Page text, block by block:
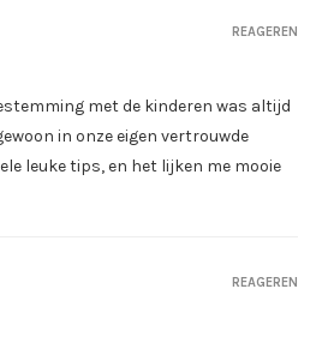
met de kinderen was altijd
in onze eigen vertrouwde
leuke tips, en het lijken me mooie
REAGEREN
REAGEREN